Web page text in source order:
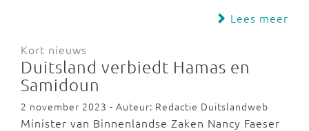
Lees meer
Kort nieuws
Duitsland verbiedt Hamas en
Samidoun
2 november 2023 - Auteur: Redactie Duitslandweb
Minister van Binnenlandse Zaken Nancy Faeser